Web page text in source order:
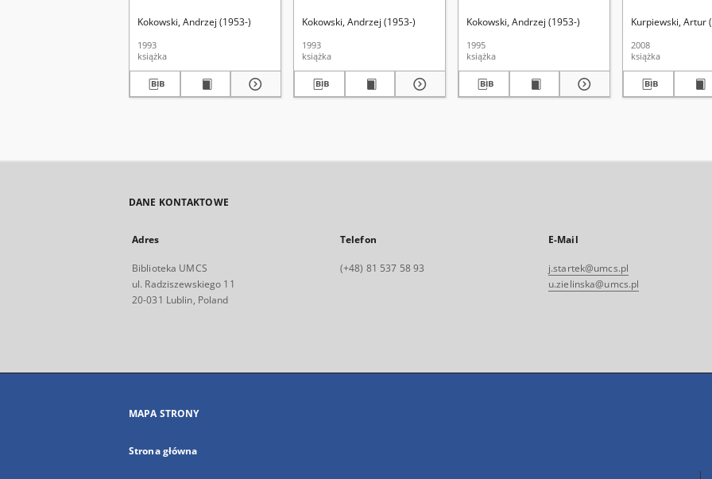
Kokowski, Andrzej (1953-)
1993
książka
Kokowski, Andrzej (1953-)
1993
książka
Kokowski, Andrzej (1953-)
1995
książka
Kurpiewski, Artur
2008
książka
DANE KONTAKTOWE
Adres
Biblioteka UMCS
ul. Radziszewskiego 11
20-031 Lublin, Poland
Telefon
(+48) 81 537 58 93
E-Mail
j.startek@umcs.pl
u.zielinska@umcs.pl
MAPA STRONY
Strona główna